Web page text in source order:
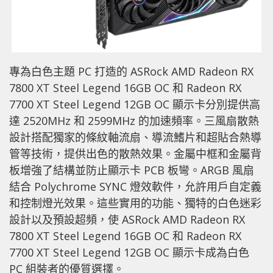
專為白色主題 PC 打造的 ASRock AMD Radeon RX
7800 XT Steel Legend 16GB OC 和 Radeon RX
7700 XT Steel Legend 12GB OC 顯示卡分別提供高
達 2520MHz 和 2599MHz 的加速頻率。三風扇散熱
設計搭配獨家的條紋軸流扇、導流鰭片和超貼合熱導
管等技術，提供出色的散熱效果。金屬中框和金屬背
板增強了結構並防止顯示卡 PCB 板彎。ARGB 風扇
結合 Polychrome SYNC 燈效軟件，允許用戶自定義
和控制燈光效果。這些實用的功能、獨特的白色迷彩
設計以及預設超頻，使 ASRock AMD Radeon RX
7800 XT Steel Legend 16GB OC 和 Radeon RX
7700 XT Steel Legend 12GB OC 顯示卡成為白色
PC 組裝者的優質選擇。